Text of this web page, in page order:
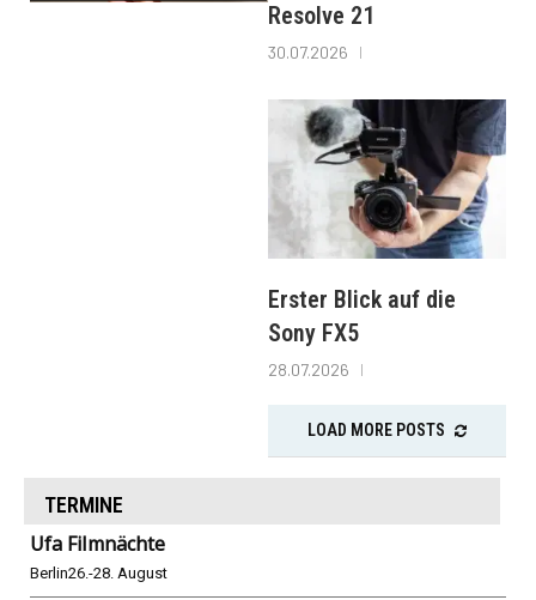
Resolve 21
30.07.2026
Erster Blick auf die
Sony FX5
28.07.2026
LOAD MORE POSTS
TERMINE
Ufa Filmnächte
Berlin26.-28. August